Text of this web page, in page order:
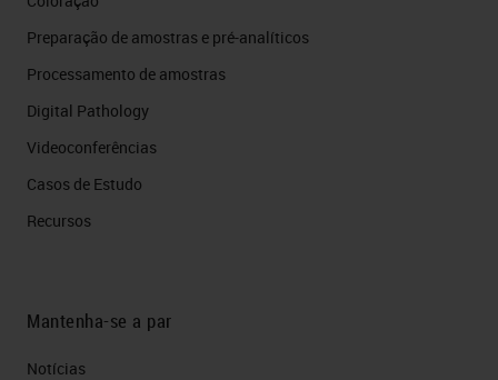
Preparação de amostras e pré-analíticos
Processamento de amostras
Digital Pathology
Videoconferências
Casos de Estudo
Recursos
Mantenha-se a par
Notícias